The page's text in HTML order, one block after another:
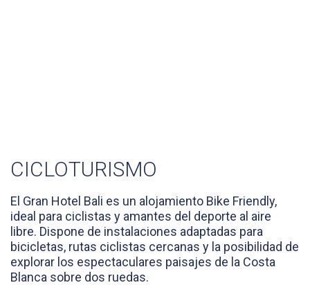
CICLOTURISMO
El Gran Hotel Bali es un alojamiento Bike Friendly,
ideal para ciclistas y amantes del deporte al aire
libre. Dispone de instalaciones adaptadas para
bicicletas, rutas ciclistas cercanas y la posibilidad de
explorar los espectaculares paisajes de la Costa
Blanca sobre dos ruedas.